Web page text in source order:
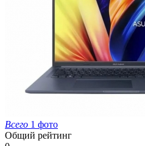
Всего 1 фото
Общий рейтинг